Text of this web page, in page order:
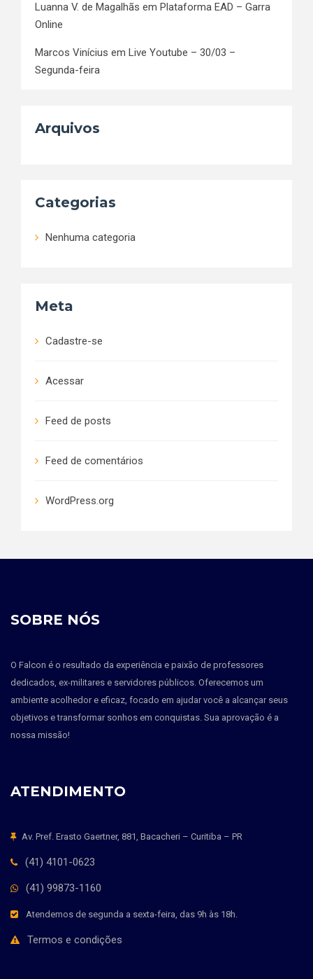
Luanna V. de Magalhãs em Plataforma EAD – Garra
Online
Marcos Vinícius em Live Youtube – 30/03 –
Segunda-feira
Arquivos
Categorias
Nenhuma categoria
Meta
Cadastre-se
Acessar
Feed de posts
Feed de comentários
WordPress.org
SOBRE NÓS
O Falcon é o resultado da experiência e paixão de professores
dedicados, ex-militares e servidores públicos. Oferecemos um
ambiente acolhedor e eficaz, focado em ajudar você a alcançar seus
objetivos e transformar sonhos em conquistas. Sua aprovação é a
nossa missão!
ATENDIMENTO
Av. Pref. Erasto Gaertner, 881, Bacacheri – Curitiba – PR
(41) 4101-0623
(41) 99873-1160
Atendemos de segunda a sexta-feira, das 9h às 18h.
Termos e condições